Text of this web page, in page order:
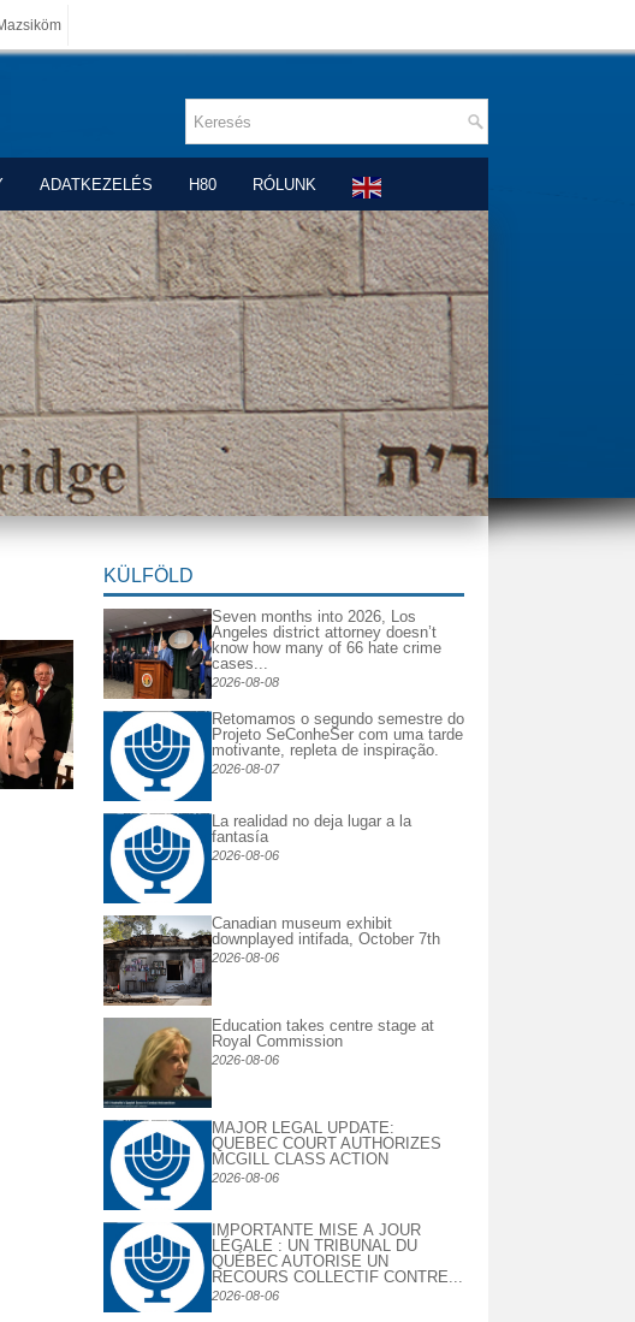
ADATKEZELÉS H80 RÓLUNK
KÜLFÖLD
Seven months into 2026, Los
Angeles district attorney doesn’t
know how many of 66 hate crime
cases...
2026-08-08
Retomamos o segundo semestre do
Projeto SeConheSer com uma tarde
motivante, repleta de inspiração.
2026-08-07
La realidad no deja lugar a la
fantasía
2026-08-06
Canadian museum exhibit
downplayed intifada, October 7th
2026-08-06
Education takes centre stage at
Royal Commission
2026-08-06
MAJOR LEGAL UPDATE:
QUEBEC COURT AUTHORIZES
MCGILL CLASS ACTION
2026-08-06
IMPORTANTE MISE À JOUR
LÉGALE : UN TRIBUNAL DU
QUÉBEC AUTORISE UN
RECOURS COLLECTIF CONTRE...
2026-08-06